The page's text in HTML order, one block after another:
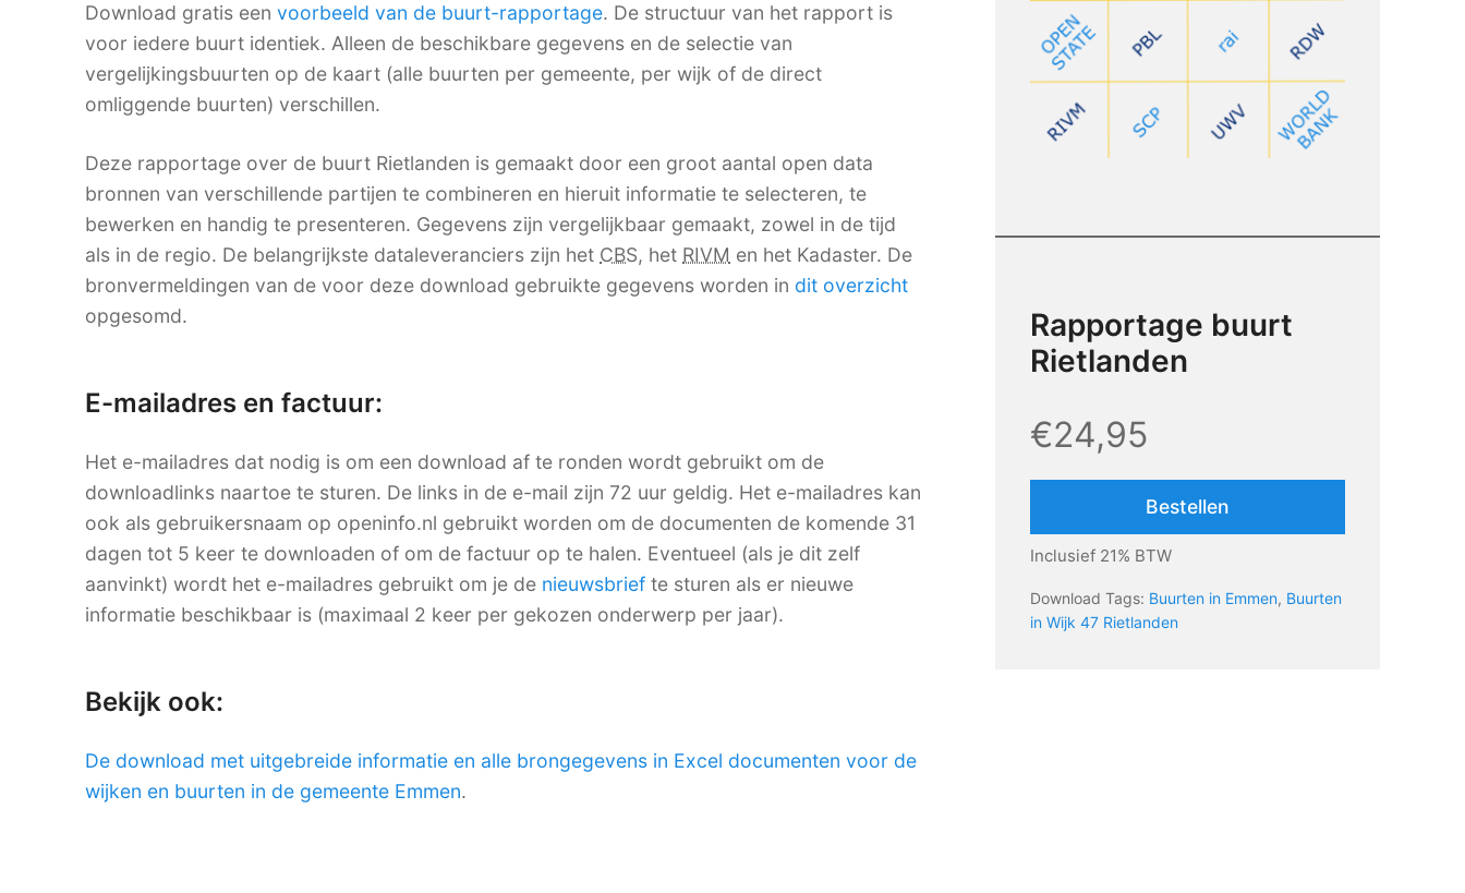
Download gratis een voorbeeld van de buurt-rapportage. De structuur van het rapport is
voor iedere buurt identiek. Alleen de beschikbare gegevens en de selectie van
vergelijkingsbuurten op de kaart (alle buurten per gemeente, per wijk of de direct
omliggende buurten) verschillen.
Deze rapportage over de buurt Rietlanden is gemaakt door een groot aantal open data
bronnen van verschillende partijen te combineren en hieruit informatie te selecteren, te
bewerken en handig te presenteren. Gegevens zijn vergelijkbaar gemaakt, zowel in de tijd
als in de regio. De belangrijkste dataleveranciers zijn het CBS, het RIVM en het Kadaster. De
bronvermeldingen van de voor deze download gebruikte gegevens worden in dit overzicht
opgesomd.
E-mailadres en factuur:
Het e-mailadres dat nodig is om een download af te ronden wordt gebruikt om de
downloadlinks naartoe te sturen. De links in de e-mail zijn 72 uur geldig. Het e-mailadres kan
ook als gebruikersnaam op openinfo.nl gebruikt worden om de documenten de komende 31
dagen tot 5 keer te downloaden of om de factuur op te halen. Eventueel (als je dit zelf
aanvinkt) wordt het e-mailadres gebruikt om je de nieuwsbrief te sturen als er nieuwe
informatie beschikbaar is (maximaal 2 keer per gekozen onderwerp per jaar).
Bekijk ook:
De download met uitgebreide informatie en alle brongegevens in Excel documenten voor de
wijken en buurten in de gemeente Emmen.
Rapportage buurt
Rietlanden
€24,95
Bestellen
Inclusief 21% BTW
Download Tags: Buurten in Emmen, Buurten
in Wijk 47 Rietlanden